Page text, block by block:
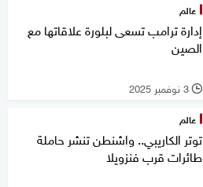
عالم
إدارة ترامب تسعى لبلورة علاقاتها مع
الصين
l 3 نوفمبر 2025
عالم
توتر الكاريبي.. واشنطن تنشر حاملة
طائرات قرب فنزويلا